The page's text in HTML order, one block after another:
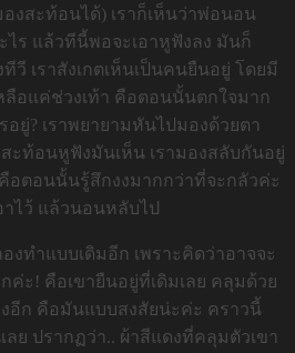
องสะท้อนได้) เราก็เห็นว่าพ่อนอน
ไร แล้วทีนี้พอจะเอาหูฟังลง มันก็
วี เราสังเกตเห็นเป็นคนยืนอยู่ โดยมี
ลือแค่ช่วงเท้า คือตอนนั้นตกใจมาก
อยู่? เราพยายามหันไปมองด้วยตา
ะท้อนหูฟังมันเห็น เรามองสลับกันอยู่
อตอนนั้นรู้สึกงงมากกว่าที่จะกลัวค่ะ
าไว้ แล้วนอนหลับไป
งทำแบบเดิมอีก เพราะคิดว่าอาจจะ
ค่ะ! คือเขายืนอยู่ที่เดิมเลย คลุมด้วย
งอีก คือมันแบบสงสัยน่ะค่ะ คราวนี้
ลย ปรากฏว่า.. ผ้าสีแดงที่คลุมตัวเขา